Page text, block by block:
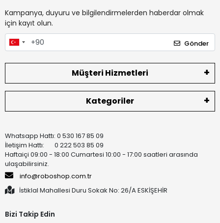
Kampanya, duyuru ve bilgilendirmelerden haberdar olmak
için kayıt olun.
Gönder
Müşteri Hizmetleri
Kategoriler
Whatsapp Hattı: 0 530 167 85 09
İletişim Hattı: 0 222 503 85 09
Haftaiçi 09:00 - 18:00 Cumartesi 10:00 - 17:00 saatleri arasında
ulaşabilirsiniz.
info@roboshop.com.tr
İstiklal Mahallesi Duru Sokak No: 26/A ESKİŞEHİR
Bizi Takip Edin